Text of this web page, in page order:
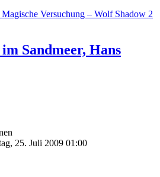
Versuchung – Wolf Shadow 2
Sandmeer, Hans
25. Juli 2009 01:00